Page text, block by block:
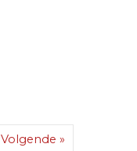
Volgende »